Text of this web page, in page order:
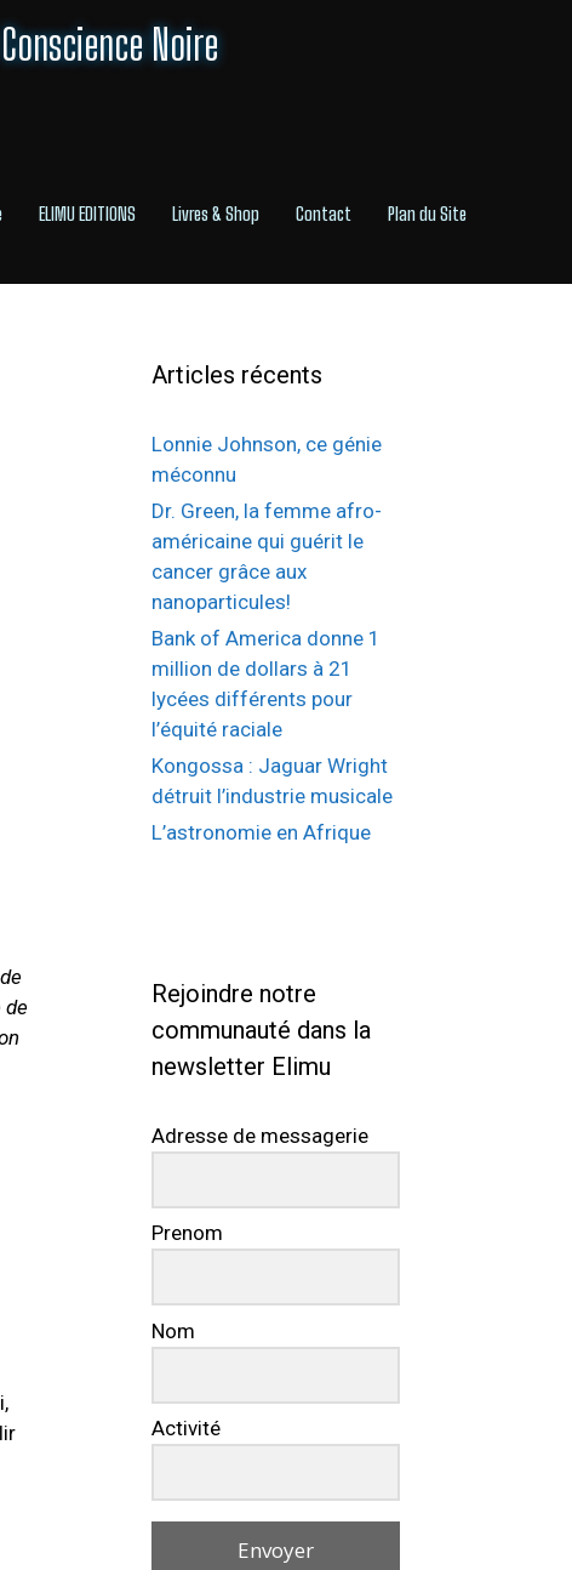
Noire
ELIMU EDITIONS Livres & Shop Contact Plan du Site
de
Articles récents
Lonnie Johnson, ce génie
méconnu
Dr. Green, la femme afro-
américaine qui guérit le
cancer grâce aux
nanoparticules!
Bank of America donne 1
million de dollars à 21
lycées différents pour
l’équité raciale
Kongossa : Jaguar Wright
détruit l’industrie musicale
L’astronomie en Afrique
Rejoindre notre
communauté dans la
newsletter Elimu
Adresse de messagerie
Prenom
Nom
Activité
Envoyer